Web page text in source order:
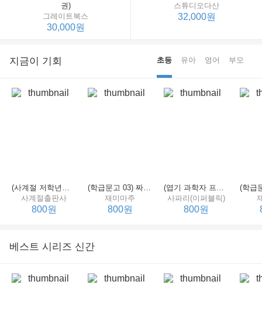
권)
그레이트북스
30,000원
스튜디오다산
32,000원
지금이 기회 초등 유아 영어 부모
(사계절 저학년문고 21) 선생님은 모르는 게 너무 많아
사계절출판사
800원
(학급문고 03) 짜장 짬뽕 탕수육
재미마주
800원
(엽기 과학자 프래니 01) 도시락 괴물이 나타났다
사파리(이퍼블릭)
800원
베스트 시리즈 신간